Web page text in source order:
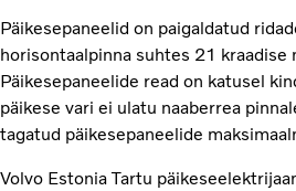
Päikesepaneelid on paigaldatud
horisontaalpinna suhtes 21 kraadise
Päikesepaneelide read on katusel
päikese vari ei ulatu naaberrea
tagatud päikesepaneelide
Volvo Estonia Tartu